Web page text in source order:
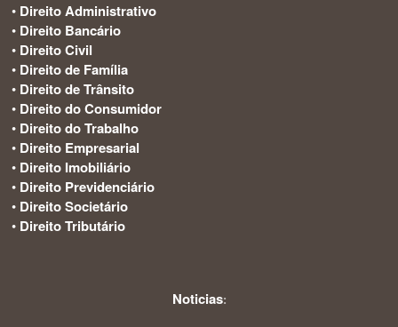
• Direito Administrativo
• Direito Bancário
• Direito Civil
• Direito de Família
• Direito de Trânsito
• Direito do Consumidor
• Direito do Trabalho
• Direito Empresarial
• Direito Imobiliário
• Direito Previdenciário
• Direito Societário
• Direito Tributário
Noticias: